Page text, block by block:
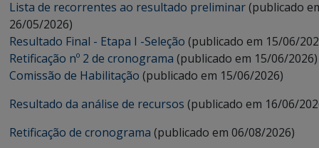
Lista de recorrentes ao resultado preliminar(publicado
26/05/2026)
Resultado Final - Etapa I -Seleção (publicado em 15/06/
Retificação nº 2 de cronograma (publicado em 15/06/2026)
Comissão de Habilitação (publicado em 15/06/2026)
Resultado da análise de recursos (publicado em 16/06/
Retificação de cronograma (publicado em 06/08/2026)